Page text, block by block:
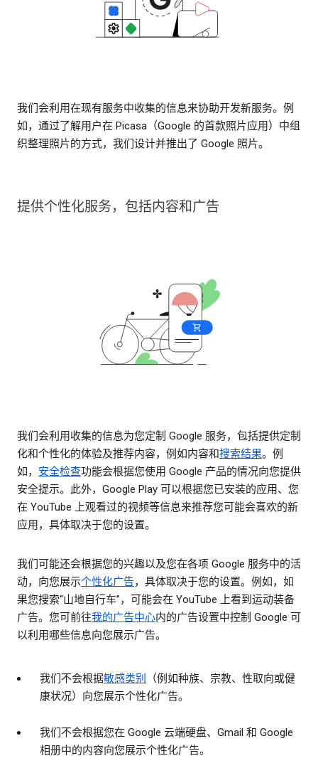
我们会利用在现有服务中收集的信息来协助开发新服务。例
如，通过了解用户在 Picasa（Google 的首款照片应用）中组
织整理照片的方式，我们设计并推出了 Google 照片。
提供个性化服务，包括内容和广告
我们会利用收集的信息为您定制 Google 服务，包括提供定制
化和个性化的体验及推荐内容，例如内容和搜索结果。例
如， 安全检查功能会根据您使用 Google 产品的情况向您提供
安全提示。此外，Google Play 可以根据您已安装的应用、您
在 YouTube 上观看过的视频等信息来推荐您可能会喜欢的新
应用，具体取决于您的设置。
我们可能还会根据您的兴趣以及您在各项 Google 服务中的活
动，向您展示个性化广告，具体取决于您的设置。例如，如
果您搜索“山地自行车”，可能会在 YouTube 上看到运动装备
广告。您可前往我的广告中心内的广告设置中控制 Google 可
以利用哪些信息向您展示广告。
我们不会根据敏感类别
（例如种族、宗教、性取向或健
康状况）向您展示个性化广告。
我们不会根据您在 Google 云端硬盘、Gmail 和 Google
相册中的内容向您展示个性化广告。